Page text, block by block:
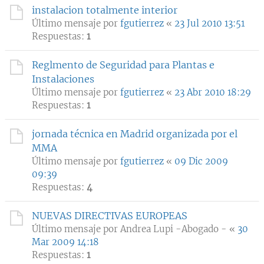
instalacion totalmente interior
Último mensaje por fgutierrez « 23 Jul 2010 13:51
Respuestas: 1
Reglmento de Seguridad para Plantas e
Instalaciones
Último mensaje por fgutierrez « 23 Abr 2010 18:29
Respuestas: 1
jornada técnica en Madrid organizada por el
MMA
Último mensaje por fgutierrez « 09 Dic 2009
09:39
Respuestas: 4
NUEVAS DIRECTIVAS EUROPEAS
Último mensaje por Andrea Lupi -Abogado - « 30
Mar 2009 14:18
Respuestas: 1